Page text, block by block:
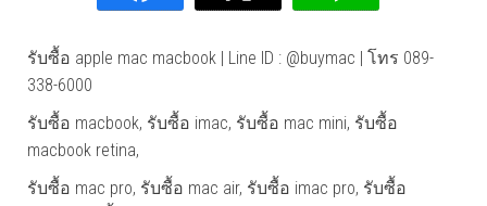
รับซื้อ apple mac macbook | Line ID : @buymac | โทร 089-
338-6000
รับซื้อ macbook, รับซื้อ imac, รับซื้อ mac mini, รับซื้อ
macbook retina,
รับซื้อ mac pro, รับซื้อ mac air, รับซื้อ imac pro, รับซื้อ